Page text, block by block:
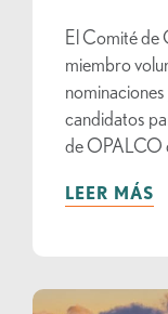
El Comité de
miembro
candidatos
de OPALCO
LEER MÁS